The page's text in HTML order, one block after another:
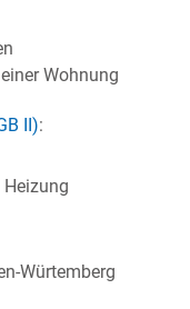
Wohnung
II):
Würtemberg